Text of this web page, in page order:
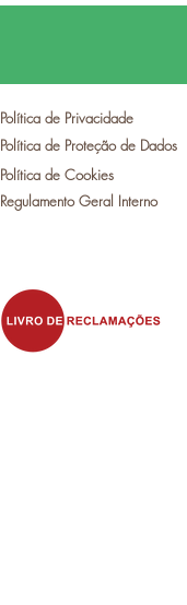
Política de Privacidade
Política de Proteção de Dados
Política de Cookies
Regulamento Geral Interno